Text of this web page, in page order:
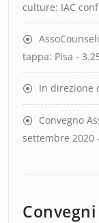
culture: IAC
tappa: Pisa -
In direzione
Convegno
settembre 2020